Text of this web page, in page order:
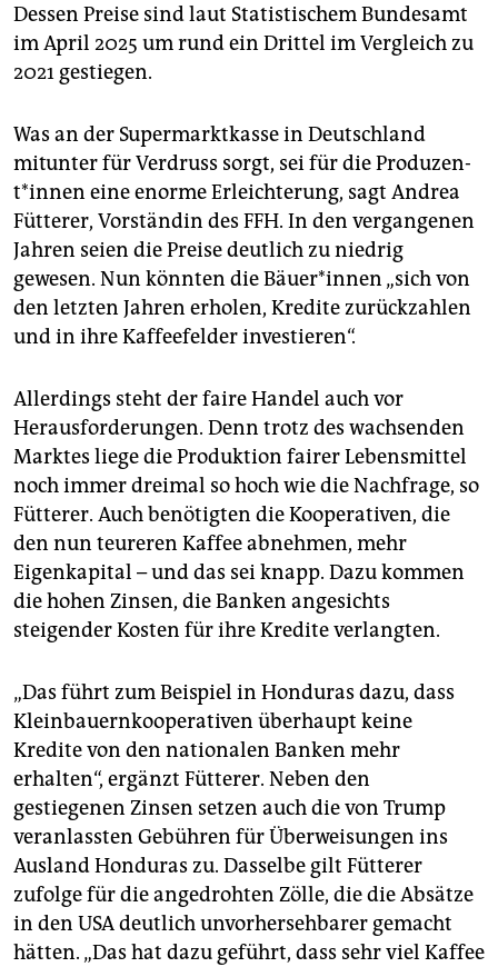
Dessen Preise sind laut Statistischem Bundesamt
im April 2025 um rund ein Drittel im Vergleich zu
2021 gestiegen.
Was an der Supermarktkasse in Deutschland
mitunter für Verdruss sorgt, sei für die Pro­du­zen­
t*in­nen eine enorme Erleichterung, sagt Andrea
Fütterer, Vorständin des FFH. In den vergangenen
Jahren seien die Preise deutlich zu niedrig
gewesen. Nun könnten die Bäue­r*in­nen „sich von
den letzten Jahren erholen, Kredite zurückzahlen
und in ihre Kaffeefelder investieren“.
Allerdings steht der faire Handel auch vor
Herausforderungen. Denn trotz des wachsenden
Marktes liege die Produktion fairer Lebensmittel
noch immer dreimal so hoch wie die Nachfrage, so
Fütterer. Auch benötigten die Kooperativen, die
den nun teureren Kaffee abnehmen, mehr
Eigenkapital – und das sei knapp. Dazu kommen
die hohen Zinsen, die Banken angesichts
steigender Kosten für ihre Kredite verlangten.
„Das führt zum Beispiel in Honduras dazu, dass
Kleinbauernkooperativen überhaupt keine
Kredite von den nationalen Banken mehr
erhalten“, ergänzt Fütterer. Neben den
gestiegenen Zinsen setzen auch die von Trump
veranlassten Gebühren für Überweisungen ins
Ausland Honduras zu. Dasselbe gilt Fütterer
zufolge für die angedrohten Zölle, die die Absätze
in den USA deutlich unvorhersehbarer gemacht
hätten. „Das hat dazu geführt, dass sehr viel Kaffee